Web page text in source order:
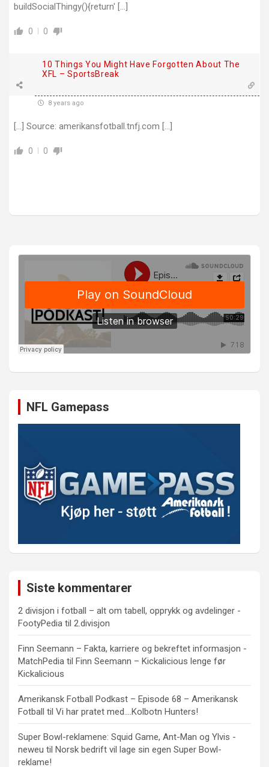
buildSocialThingy(){return' […]
0 0
10 Things You Might Have Forgotten About The
XFL – SportsBreak
8 years ago
[…] Source: amerikansfotball.tnfj.com […]
0 0
NFL Gamepass
Siste kommentarer
2 divisjon i fotball – alt om tabell, opprykk og avdelinger -
FootyPedia til 2.divisjon
Finn Seemann – Fakta, karriere og bekreftet informasjon -
MatchPedia til Finn Seemann – Kickalicious lenge før
Kickalicious
Amerikansk Fotball Podkast – Episode 68 – Amerikansk
Fotball til Vi har pratet med….Kolbotn Hunters!
Super Bowl-reklamene: Squid Game, Ant-Man og Ylvis -
neweu til Norsk bedrift vil lage sin egen Super Bowl-
reklame!